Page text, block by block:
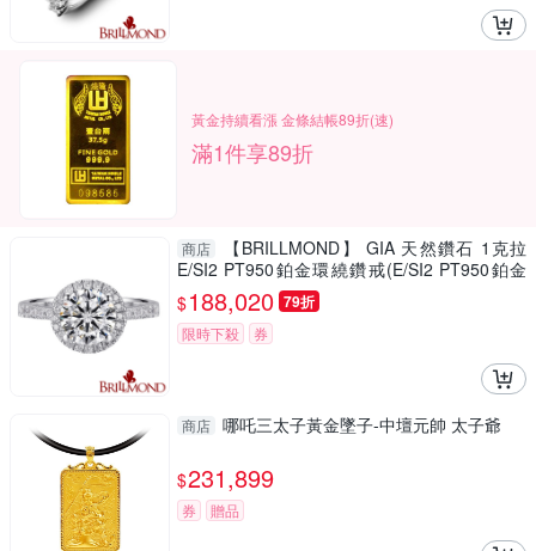
黃金持續看漲 金條結帳89折(速)
滿1件享89折
商店
【BRILLMOND】 GIA 天然鑽石 1克拉
E/SI2 PT950鉑金環繞鑽戒(E/SI2 PT950鉑金
台)
$188,020 79折
限時下殺 券
商店 哪吒三太子黃金墜子-中壇元帥 太子爺
$231,899
券 贈品